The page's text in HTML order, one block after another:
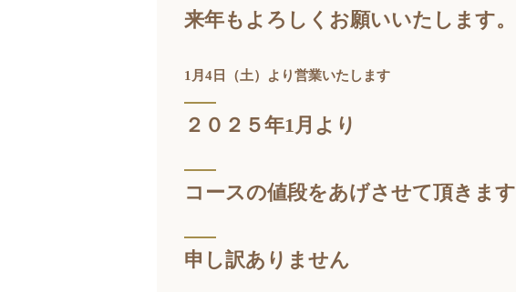
来年もよろしくお願いいたします。
1月4日（土）より営業いたします
２０２５年1月より
コースの値段をあげさせて頂きます
申し訳ありません